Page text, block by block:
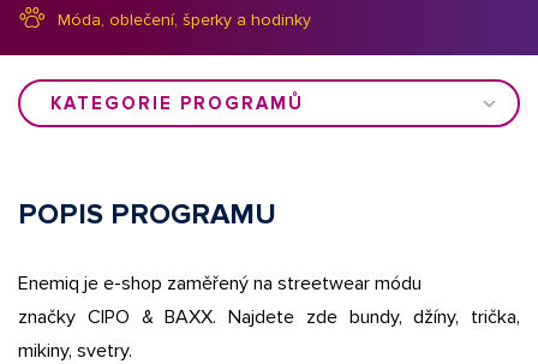
Móda, oblečení, šperky a hodinky
KATEGORIE PROGRAMŮ
POPIS PROGRAMU
Enemiq je e-shop zaměřený na streetwear módu
značky CIPO & BAXX. Najdete zde bundy, džíny, trička,
mikiny, svetry.